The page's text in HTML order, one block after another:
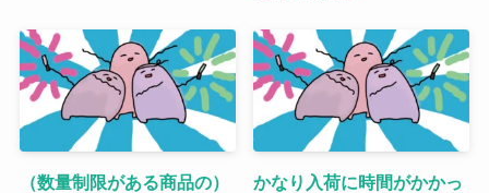
（数量制限がある商品の）
かなり入荷に時間がかかっ